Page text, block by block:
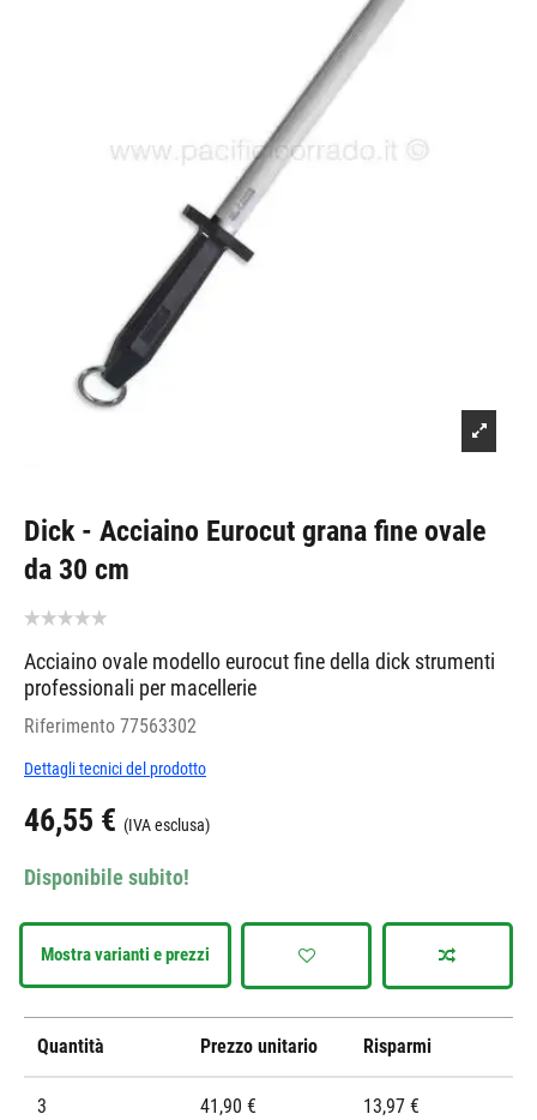
Dick - Acciaino Eurocut grana fine ovale
da 30 cm
Acciaino ovale modello eurocut fine della dick strumenti
professionali per macellerie
Riferimento 77563302
Dettagli tecnici del prodotto
46,55 € (IVA esclusa)
Disponibile subito!
Mostra varianti e prezzi
Quantità Prezzo unitario Risparmi
3 41,90 € 13,97 €